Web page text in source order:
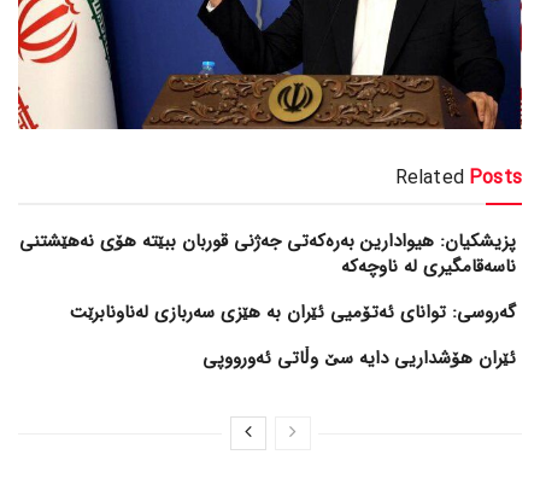
Related Posts
پزیشکیان: هیوادارین بەرەکەتی جەژنی قوربان ببێتە هۆی نەهێشتنی
ناسەقامگیری لە ناوچەکە
گەروسی: توانای ئەتۆمیی ئێران بە هێزی سەربازی لەناونابرێت
ئێران هۆشداریی دایە سێ وڵاتی ئەورووپی